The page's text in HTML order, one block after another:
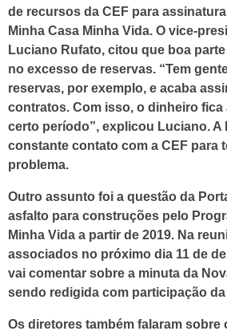
de recursos da CEF para
Minha Casa Minha Vida. O vice-
Luciano Rufato, citou que boa
no excesso de reservas. “Tem
reservas, por exemplo, e acaba
contratos. Com isso, o dinheiro fica
certo período”, explicou Luciano. A
constante contato com a CEF para
problema.
Outro assunto foi a questão da
asfalto para construções pelo
Minha Vida a partir de 2019. Na
associados no próximo dia 11 de
vai comentar sobre a minuta da
sendo redigida com participação
Os diretores também falaram sobre